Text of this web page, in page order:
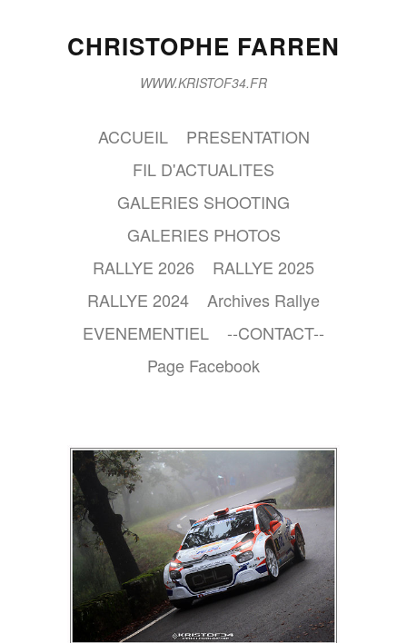
CHRISTOPHE FARREN
WWW.KRISTOF34.FR
ACCUEIL
PRESENTATION
FIL D'ACTUALITES
GALERIES SHOOTING
GALERIES PHOTOS
RALLYE 2026
RALLYE 2025
RALLYE 2024
Archives Rallye
EVENEMENTIEL
--CONTACT--
Page Facebook